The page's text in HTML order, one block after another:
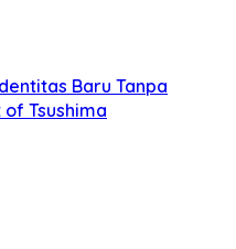
Baru Tanpa
of Tsushima